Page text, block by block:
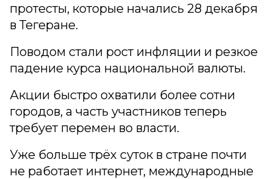
протесты, которые начались 28 декабря
в Тегеране.
Поводом стали рост инфляции и резкое
падение курса национальной валюты.
Акции быстро охватили более сотни
городов, а часть участников теперь
требует перемен во власти.
Уже больше трёх суток в стране почти
не работает интернет, международные